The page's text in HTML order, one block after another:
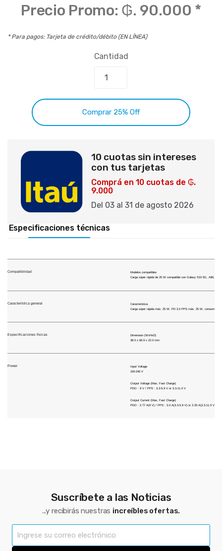
Precio Promo: ₲. 90.000 *
* Para pagos: Tarjeta de crédito/débito (EN LÍNEA)
Cantidad
Comprar 25% Off
10 cuotas sin intereses
con tus tarjetas
Comprá en 10 cuotas de ₲.
9.000
Del 03 al 31 de agosto 2026
Especificaciones técnicas
Compatibilidad
Modelos compatibles
Carga súper rápida de 25 W compatible con Galaxy S10 5G, A80, A70
Característica general
Caracteristica
Carga súper rápida máx. 25 W, PD 3,0 PPS máx. 25 W, consumo de
Especificaciones físicas
Dimension (WxHxD)
38.0 x 66.9 x 22.0 mm
Power
Input Voltage
100-240 V
Output Voltage (Max, Fast Charge)
PDO : 9 V / PPS : 3.3-5.9 V or 3.3-11.0 V
Output Current (Max, Fast Charge)
PDO : 2.77 A(9 V) / PPS : 3.0 A(3.3-5.9 V) or 2.25 A(3.3-11.0 V)
Suscríbete a las Noticias
...y recibirás nuestras increíbles ofertas.